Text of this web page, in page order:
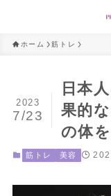
ホーム 筋トレ
日本
果的
の体
2023
7/23
筋トレ 美容